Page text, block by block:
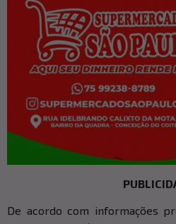
De acordo com informações